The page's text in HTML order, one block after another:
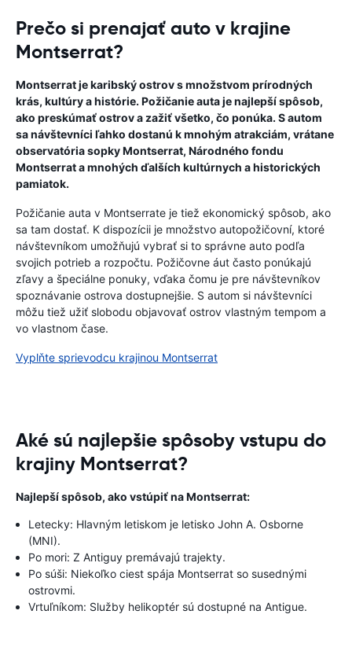
Prečo si prenajať auto v krajine
Montserrat?
Montserrat je karibský ostrov s množstvom prírodných
krás, kultúry a histórie. Požičanie auta je najlepší spôsob,
ako preskúmať ostrov a zažiť všetko, čo ponúka. S autom
sa návštevníci ľahko dostanú k mnohým atrakciám, vrátane
observatória sopky Montserrat, Národného fondu
Montserrat a mnohých ďalších kultúrnych a historických
pamiatok.
Požičanie auta v Montserrate je tiež ekonomický spôsob, ako
sa tam dostať. K dispozícii je množstvo autopožičovní, ktoré
návštevníkom umožňujú vybrať si to správne auto podľa
svojich potrieb a rozpočtu. Požičovne áut často ponúkajú
zľavy a špeciálne ponuky, vďaka čomu je pre návštevníkov
spoznávanie ostrova dostupnejšie. S autom si návštevníci
môžu tiež užiť slobodu objavovať ostrov vlastným tempom a
vo vlastnom čase.
Vyplňte sprievodcu krajinou Montserrat
Aké sú najlepšie spôsoby vstupu do
krajiny Montserrat?
Najlepší spôsob, ako vstúpiť na Montserrat:
Letecky: Hlavným letiskom je letisko John A. Osborne
(MNI).
Po mori: Z Antiguy premávajú trajekty.
Po súši: Niekoľko ciest spája Montserrat so susednými
ostrovmi.
Vrtuľníkom: Služby helikoptér sú dostupné na Antigue.